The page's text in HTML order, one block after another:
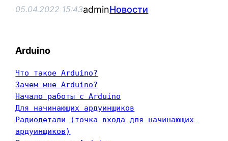
05.04.2022 15:43adminНовости
Arduino
Что такое Arduino?
Зачем мне Arduino?
Начало работы с Arduino
Для начинающих ардуинщиков
Радиодетали (точка входа для начинающих
ардуинщиков)